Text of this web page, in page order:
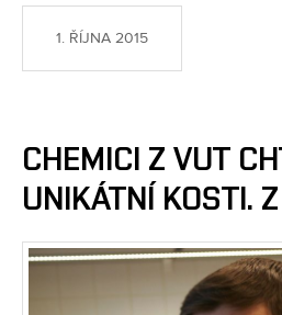
1. ŘÍJNA 2015
CHEMICI Z VUT
UNIKÁTNÍ KOSTI.